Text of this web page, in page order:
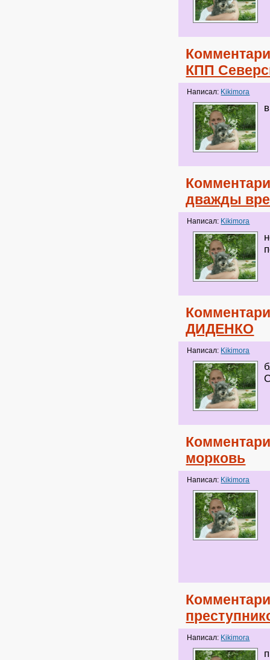
КПП
Написал: Kikimora
дважды
Написал: Kikimora
ДИДЕНКО
Написал: Kikimora
морковь
Написал: Kikimora
Написал: Kikimora